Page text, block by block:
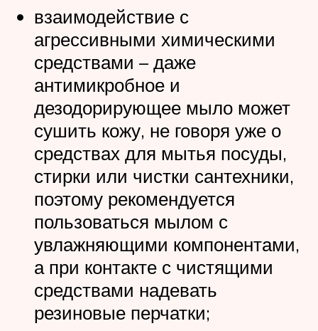
взаимодействие с
агрессивными химическими
средствами – даже
антимикробное и
дезодорирующее мыло может
сушить кожу, не говоря уже о
средствах для мытья посуды,
стирки или чистки сантехники,
поэтому рекомендуется
пользоваться мылом с
увлажняющими компонентами,
а при контакте с чистящими
средствами надевать
резиновые перчатки;